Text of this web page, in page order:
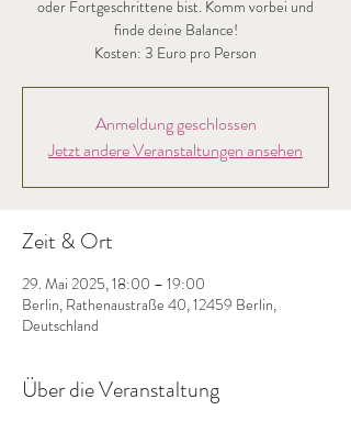
oder Fortgeschrittene bist. Komm vorbei und
finde deine Balance!
Kosten: 3 Euro pro Person
Anmeldung geschlossen
Jetzt andere Veranstaltungen ansehen
Zeit & Ort
29. Mai 2025, 18:00 – 19:00
Berlin, Rathenaustraße 40, 12459 Berlin,
Deutschland
Über die Veranstaltung